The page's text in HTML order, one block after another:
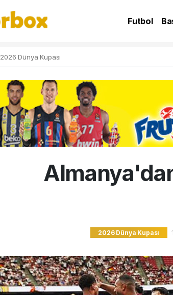
Futbol
2026 Dünya Kupası
2026 Dünya Kupası